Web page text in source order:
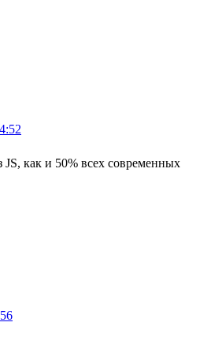
JS, как и 50% всех современных